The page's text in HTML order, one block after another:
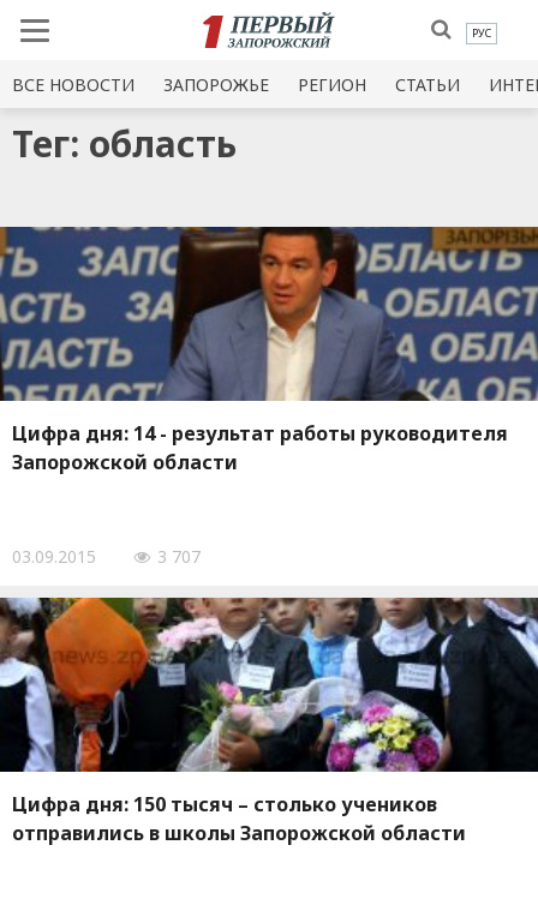
РУС
ВСЕ НОВОСТИ ЗАПОРОЖЬЕ РЕГИОН СТАТЬИ
Тег: область
Цифра дня: 14 - результат работы руководителя
Запорожской области
03.09.2015 3 707
Цифра дня: 150 тысяч – столько учеников
отправились в школы Запорожской области